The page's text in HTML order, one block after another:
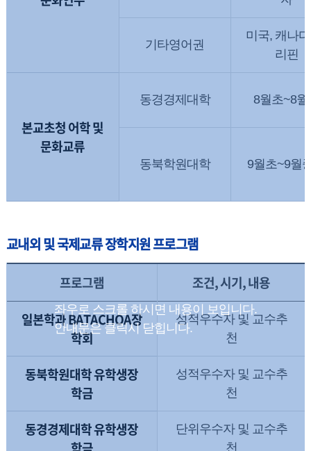
기타영어권
미국, 캐나
리핀
본교초청 어학 및
문화교류
동경경제대학 8월초~8월
동북학원대학 9월초~9월
교내외 및 국제교류 장학지원 프로그램
프로그램
조건, 시기, 내용
일본학과 BATACHOA장
학회
성적우수자 및 교수추
천
동북학원대학 유학생장
학금
성적우수자 및 교수추
천
동경경제대학 유학생장
단위우수자 및 교수추
천